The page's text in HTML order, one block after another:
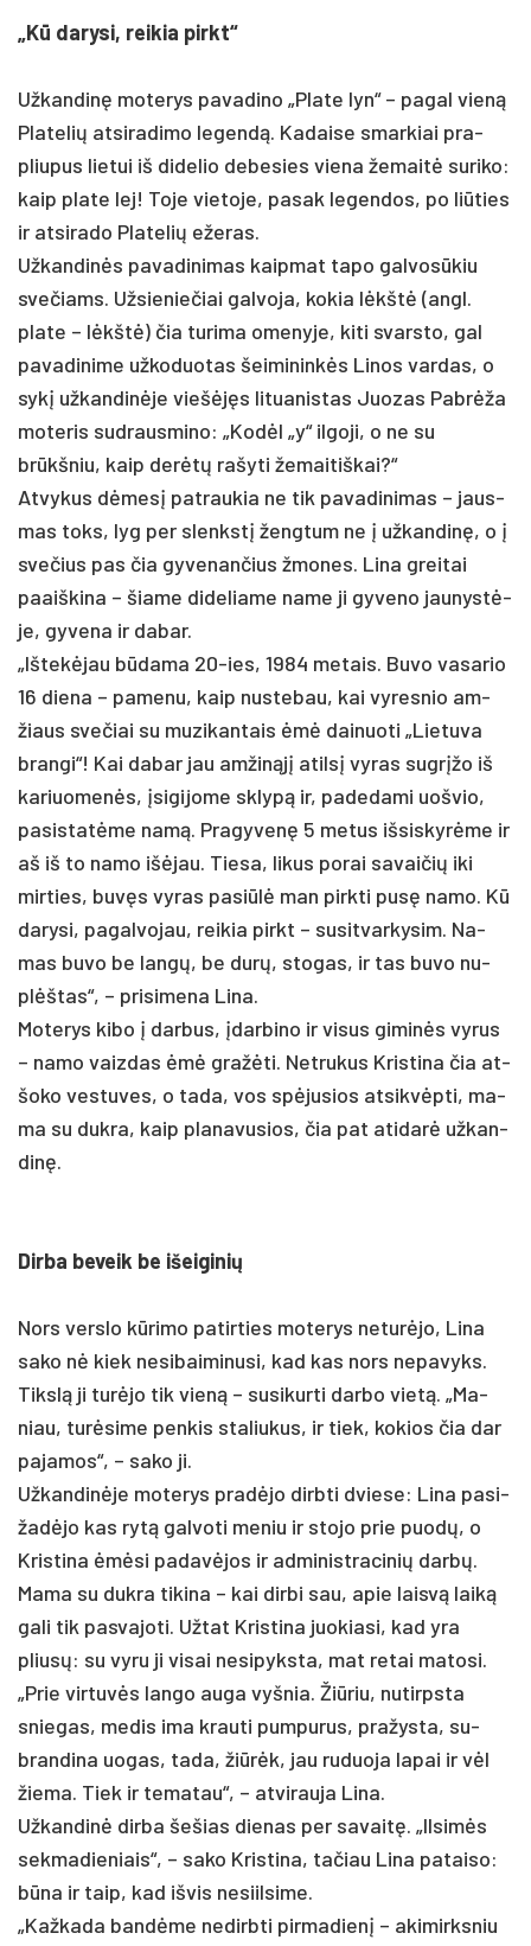
„Kū da­ry­si, rei­kia pirkt“
Už­kan­dinę mo­te­rys pa­va­di­no „Pla­te lyn“ – pa­gal vieną
Pla­te­lių at­si­ra­di­mo le­gendą. Ka­dai­se smar­kiai pra­
pliu­pus lie­tui iš di­de­lio de­be­sies vie­na že­maitė su­ri­ko:
kaip pla­te lej! To­je vie­to­je, pa­sak le­gen­dos, po liū­ties
ir at­si­ra­do Pla­te­lių eže­ras.
Už­kan­dinės pa­va­di­ni­mas kaip­mat ta­po gal­vosū­kiu
sve­čiams. Už­sie­nie­čiai gal­vo­ja, ko­kia lėkštė (angl.
pla­te – lėkštė) čia tu­ri­ma ome­ny­je, ki­ti svars­to, gal
pa­va­di­ni­me už­ko­duo­tas šei­mi­ninkės Li­nos var­das, o
sykį už­kan­dinė­je viešėjęs li­tua­nis­tas Juo­zas Pabrė­ža
mo­te­ris su­draus­mi­no: „Kodėl „y“ il­go­ji, o ne su
brūkšniu, kaip derėtų ra­šy­ti že­mai­tiš­kai?“
At­vy­kus dėmesį pa­trau­kia ne tik pa­va­di­ni­mas – jaus­
mas toks, lyg per slenkstį ženg­tum ne į už­kan­dinę, o į
sve­čius pas čia gy­ve­nan­čius žmo­nes. Li­na grei­tai
paaiš­ki­na – šia­me di­de­lia­me na­me ji gy­ve­no jau­nystė­
je, gy­ve­na ir da­bar.
„Iš­tekė­jau būda­ma 20-ies, 1984 me­tais. Bu­vo va­sa­rio
16 die­na – pa­me­nu, kaip nu­ste­bau, kai vy­res­nio am­
žiaus sve­čiai su mu­zi­kan­tais ėmė dai­nuo­ti „Lie­tu­va
bran­gi“! Kai da­bar jau am­žinąjį atilsį vy­ras su­grįžo iš
ka­riuo­menės, įsi­gi­jo­me sklypą ir, pa­de­da­mi uoš­vio,
pa­si­statė­me namą. Pra­gy­venę 5 me­tus iš­sis­kyrė­me ir
aš iš to na­mo išė­jau. Tie­sa, li­kus po­rai sa­vai­čių iki
mir­ties, buvęs vy­ras pa­si­ūlė man pirk­ti pusę na­mo. Kū
da­ry­si, pa­gal­vo­jau, rei­kia pirkt – su­si­tvar­ky­sim. Na­
mas bu­vo be langų, be durų, sto­gas, ir tas bu­vo nu­
plėštas“, – pri­si­me­na Li­na.
Mo­te­rys ki­bo į dar­bus, įdar­bi­no ir vi­sus gi­minės vy­rus
– na­mo vaiz­das ėmė gražė­ti. Net­ru­kus Kris­ti­na čia at­
šo­ko ves­tu­ves, o ta­da, vos spėju­sios at­si­kvėpti, ma­
ma su duk­ra, kaip pla­na­vu­sios, čia pat ati­darė už­kan­
dinę.
Dir­ba be­veik be išei­gi­nių
Nors vers­lo kūri­mo pa­tir­ties mo­te­rys ne­turė­jo, Li­na
sa­ko nė kiek ne­si­bai­mi­nu­si, kad kas nors ne­pa­vyks.
Tikslą ji turė­jo tik vieną – su­si­kur­ti dar­bo vietą. „Ma­
niau, turė­si­me pen­kis sta­liu­kus, ir tiek, ko­kios čia dar
pa­ja­mos“, – sa­ko ji.
Už­kan­dinė­je mo­te­rys pra­dėjo dirb­ti dvie­se: Li­na pa­si­
žadė­jo kas rytą gal­vo­ti me­niu ir sto­jo prie puodų, o
Kris­ti­na ėmėsi pa­davė­jos ir ad­mi­nist­ra­ci­nių darbų.
Ma­ma su duk­ra ti­ki­na – kai dir­bi sau, apie laisvą laiką
ga­li tik pa­sva­jo­ti. Už­tat Kris­ti­na juo­kia­si, kad yra
pliusų: su vy­ru ji vi­sai ne­si­pyks­ta, mat re­tai ma­to­si.
„Prie vir­tuvės lan­go au­ga vyš­nia. Žiū­riu, nu­tirps­ta
snie­gas, me­dis ima krau­ti pum­pu­rus, pra­žys­ta, su­
bran­di­na uo­gas, ta­da, žiūrėk, jau ru­duo­ja la­pai ir vėl
žie­ma. Tiek ir te­ma­tau“, – at­vi­rau­ja Li­na.
Už­kan­dinė dir­ba še­šias die­nas per sa­vaitę. „Il­simės
sek­ma­die­niais“, – sa­ko Kris­ti­na, ta­čiau Li­na pa­tai­so:
būna ir taip, kad iš­vis ne­siil­si­me.
„Kaž­ka­da bandė­me ne­dirb­ti pir­ma­dienį – aki­mirks­niu